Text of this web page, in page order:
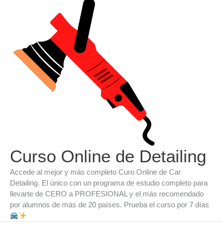
Curso Online de Detailing
Accede al mejor y más completo Curo Online de Car
Detailing. El único con un programa de estudio completo para
llevarte de CERO a PROFESIONAL y el más recomendado
por alumnos de más de 20 países. Prueba el curso por 7 días